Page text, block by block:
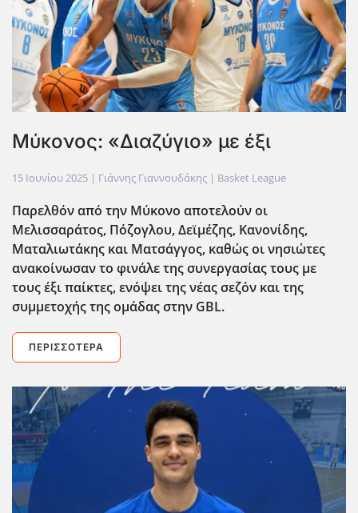
Μύκονος: «Διαζύγιο» με έξι
15 Ιουνίου 2025 | Γιάννης Γιαννουδάκης | Basket League
Παρελθόν από την Μύκονο αποτελούν οι
Μελισσαράτος, Πόζογλου, Δεϊμέζης, Κανονίδης,
Ματαλιωτάκης και Ματσάγγος, καθώς οι νησιώτες
ανακοίνωσαν το φινάλε της συνεργασίας τους με
τους έξι παίκτες, ενόψει της νέας σεζόν και της
συμμετοχής της ομάδας στην GBL.
ΠΕΡΙΣΣΌΤΕΡΑ